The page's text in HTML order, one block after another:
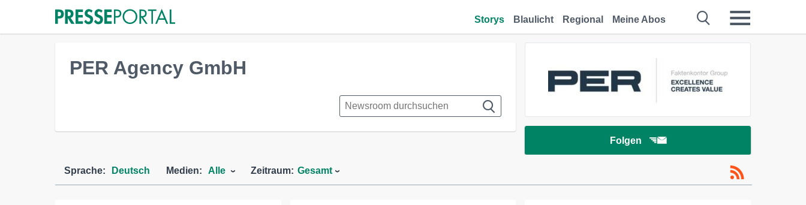
Storys Blaulicht Regional Meine Abos
Folgen
PER Agency GmbH
Sprache: Deutsch Medien: Alle Zeitraum: Gesamt